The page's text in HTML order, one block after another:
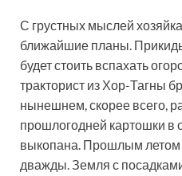
С грустных мыслей
ближайшие планы.
будет стоить вспахать
тракторист из Хор-Тагны
нынешнем, скорее всего,
прошлогодней картошки в
выкопана. Прошлым
дважды. Земля с